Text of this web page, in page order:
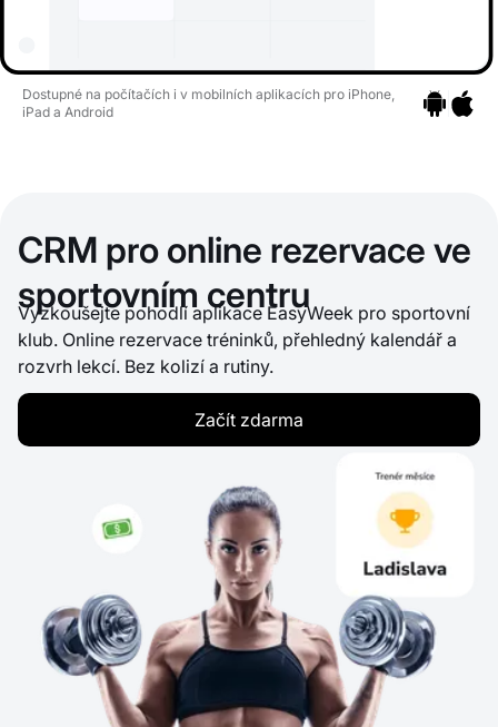
Dostupné na počítačích i v mobilních aplikacích pro iPhone,
iPad a Android
CRM pro online rezervace ve
sportovním centru
Vyzkoušejte pohodlí aplikace EasyWeek pro sportovní
klub. Online rezervace tréninků, přehledný kalendář a
rozvrh lekcí. Bez kolizí a rutiny.
Začít zdarma